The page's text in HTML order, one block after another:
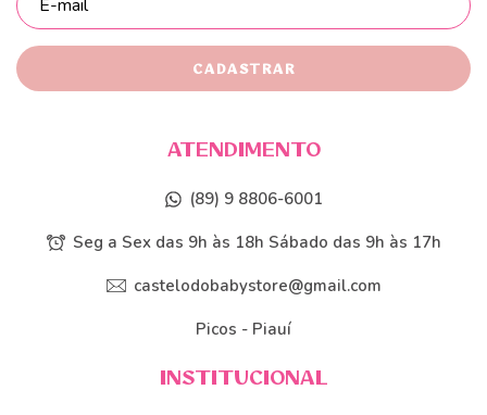
ATENDIMENTO
(89) 9 8806-6001
Seg a Sex das 9h às 18h Sábado das 9h às 17h
castelodobabystore@gmail.com
Picos - Piauí
INSTITUCIONAL